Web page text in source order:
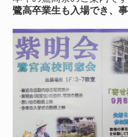
鷺高卒業生も入場でき、